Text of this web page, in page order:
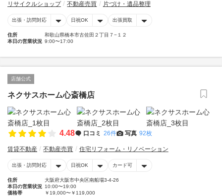
リサイクルショップ 不動産売買 片づけ・遺品整理
出張・訪問対応 日祝OK 出張買取
住所
和歌山県橋本市古佐田２丁目７−１２
本日の営業状況 9:00〜17:00
店舗公式
ネクサスホーム心斎橋店
4.48 口コミ 26件 写真 92枚
賃貸不動産 不動産売買 住宅リフォーム・リノベーション
出張・訪問対応 日祝OK カード可
住所
大阪府大阪市中央区南船場3-4-26
本日の営業状況 10:00〜19:00
価格帯
￥19,000〜￥119,000